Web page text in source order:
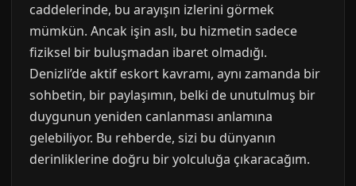
caddelerinde, bu arayışın izlerini görmek
mümkün. Ancak işin aslı, bu hizmetin sadece
fiziksel bir buluşmadan ibaret olmadığı.
Denizli’de aktif eskort kavramı, aynı zamanda bir
sohbetin, bir paylaşımın, belki de unutulmuş bir
duygunun yeniden canlanması anlamına
gelebiliyor. Bu rehberde, sizi bu dünyanın
derinliklerine doğru bir yolculuğa çıkaracağım.